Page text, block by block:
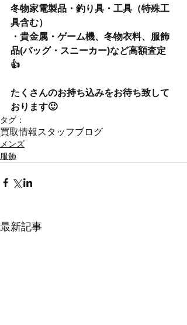
冬物家電製品・釣り具・工具（特殊工
具含む）
・貴金属・ゲーム機、冬物衣料、服飾
品(バッグ・スニーカー)など高額査定
👍
たくさんのお持ち込みをお待ち致して
おります🙂
タグ：
買取情報 スタッフブログ
メンズ
服飾
最新記事